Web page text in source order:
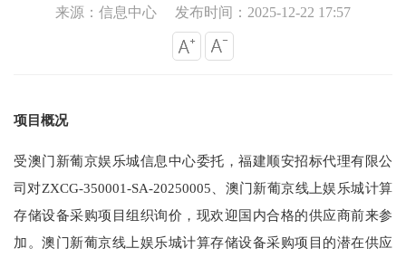
来源：信息中心 发布时间：2025-12-22 17:57
项目概况
受澳门新葡京娱乐城信息中心委托，福建顺安招标代理有限公
司对ZXCG-350001-SA-20250005、澳门新葡京线上娱乐城计算
存储设备采购项目组织询价，现欢迎国内合格的供应商前来参
加。澳门新葡京线上娱乐城计算存储设备采购项目的潜在供应